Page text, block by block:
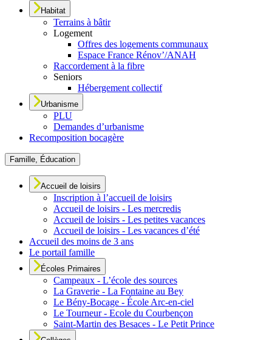
Habitat
Terrains à bâtir
Logement
Offres des logements communaux
Espace France Rénov’/ANAH
Raccordement à la fibre
Seniors
Hébergement collectif
Urbanisme
PLU
Demandes d’urbanisme
Recomposition bocagère
Famille, Éducation
Accueil de loisirs
Inscription à l’accueil de loisirs
Accueil de loisirs - Les mercredis
Accueil de loisirs - Les petites vacances
Accueil de loisirs - Les vacances d’été
Accueil des moins de 3 ans
Le portail famille
Écoles Primaires
Campeaux - L’école des sources
La Graverie - La Fontaine au Bey
Le Bény-Bocage - École Arc-en-ciel
Le Tourneur - Ecole du Courbençon
Saint-Martin des Besaces - Le Petit Prince